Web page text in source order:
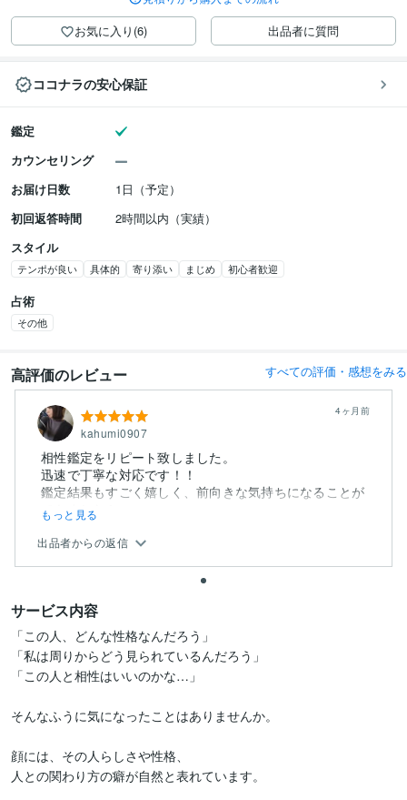
お気に入り(6) 出品者に質問
ココナラの安心保証
鑑定
カウンセリング
お届け日数
1日（予定）
初回返答時間
2時間以内（実績）
スタイル
テンポが良い 具体的 寄り添い まじめ 初心者歓迎
占術
その他
高評価のレビュー すべての評価・感想をみる
kahumi0907
4ヶ月前
相性鑑定をリピート致しました。
迅速で丁寧な対応です！！
鑑定結果もすごく嬉しく、前向きな気持ちになることが
できました❀
もっと見る
出品者からの返信
サービス内容
「この人、どんな性格なんだろう」
「私は周りからどう見られているんだろう」
「この人と相性はいいのかな…」
そんなふうに気になったことはありませんか。
顔には、その人らしさや性格、
人との関わり方の癖が自然と表れています。